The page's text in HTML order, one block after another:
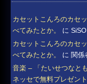
カセットこんろのカセ
べてみたとか。
にSiSO
カセットこんろのカセ
べてみたとか。
に 関係
音楽 – 「たいせつなと
ネッセで無料プレゼン